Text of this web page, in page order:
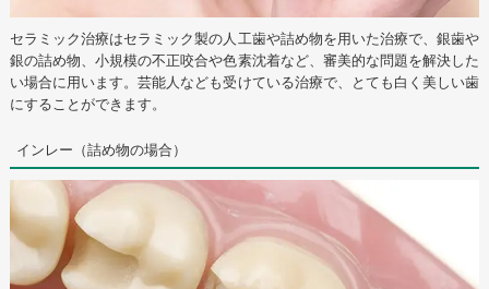
セラミック治療はセラミック製の人工歯や詰め物を用いた治療で、銀歯や
銀の詰め物、小規模の不正咬合や色素沈着など、審美的な問題を解決した
い場合に用います。芸能人なども受けている治療で、とても白く美しい歯
にすることができます。
インレー（詰め物の場合）